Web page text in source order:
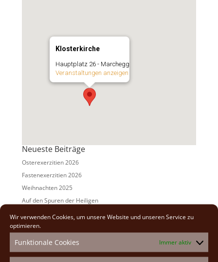
Wir verwenden Cookies, um unsere Website und unseren Service zu
optimieren.
Funktionale Cookies Immer aktiv
Klosterkirche
Hauptplatz 26 - Marchegg
Veranstaltungen anzeigen
Neueste Beiträge
Osterexerzitien 2026
Fastenexerzitien 2026
Weihnachten 2025
Auf den Spuren der Heiligen
Adventexerzitien 2025
2026(2)